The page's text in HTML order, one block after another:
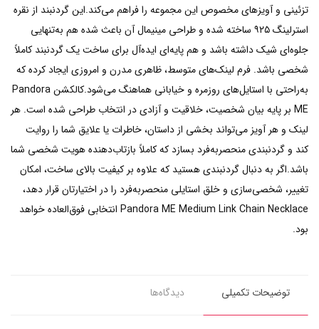
تزئینی و آویزهای مخصوص این مجموعه را فراهم می‌کند.این گردنبند از نقره
استرلینگ ۹۲۵ ساخته شده و طراحی مینیمال آن باعث شده هم به‌تنهایی
جلوه‌ای شیک داشته باشد و هم پایه‌ای ایده‌آل برای ساخت یک گردنبند کاملاً
شخصی باشد. فرم لینک‌های متوسط، ظاهری مدرن و امروزی ایجاد کرده که
به‌راحتی با استایل‌های روزمره و خیابانی هماهنگ می‌شود.کالکشن Pandora
ME بر پایه بیان شخصیت، خلاقیت و آزادی در انتخاب طراحی شده است. هر
لینک و هر آویز می‌تواند بخشی از داستان، خاطرات یا علایق شما را روایت
کند و گردنبندی منحصربه‌فرد بسازد که کاملاً بازتاب‌دهنده هویت شخصی شما
باشد.اگر به دنبال گردنبندی هستید که علاوه بر کیفیت بالای ساخت، امکان
تغییر، شخصی‌سازی و خلق استایلی منحصربه‌فرد را در اختیارتان قرار دهد،
Pandora ME Medium Link Chain Necklace انتخابی فوق‌العاده خواهد
بود.
توضیحات تکمیلی دیدگاه‌ها